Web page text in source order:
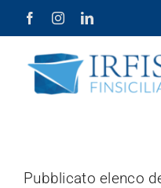
Salta
al
contenuto
Chi Siamo
Pubblicato elenco